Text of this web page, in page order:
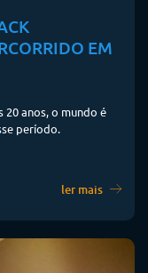
EM
20 anos, o mundo é
período.
ler mais